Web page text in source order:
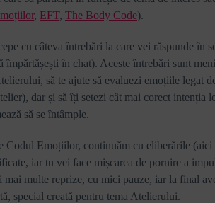
, EFT, The Body Code).
cu câteva întrebări la care vei răspunde în
împărtășești în chat). Aceste întrebări sunt
să te ajute să evaluezi emoțiile legat
dar și să îți setezi cât mai corect intenția
să se întâmple.
Codul Emoțiilor, continuăm cu eliberările
iar tu vei face mișcarea de pornire a
mai multe reprize, cu mici pauze, iar la final
special creată pentru tema Atelierului.